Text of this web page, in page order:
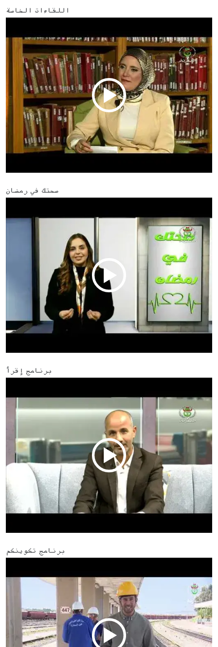
اللقاءات الخاصة
صحتك في رمضان
برنامج إقرأ
برنامج تكوينكم